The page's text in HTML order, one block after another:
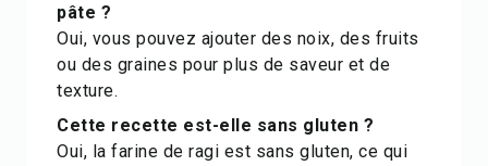
pâte ?
Oui, vous pouvez ajouter des noix, des fruits
ou des graines pour plus de saveur et de
texture.
Cette recette est-elle sans gluten ?
Oui, la farine de ragi est sans gluten, ce qui